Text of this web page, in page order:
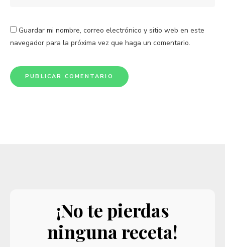
Guardar mi nombre, correo electrónico y sitio web en este
navegador para la próxima vez que haga un comentario.
¡No te pierdas
ninguna receta!